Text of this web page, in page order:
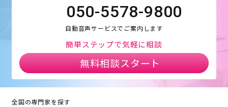
050-5578-9800
自動音声サービスでご案内します
簡単ステップで気軽に相談
無料相談スタート
全国の専門家を探す